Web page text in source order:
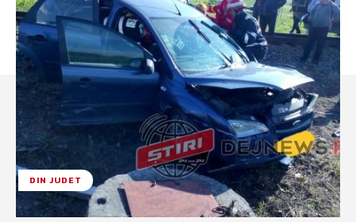
DIN JUDET